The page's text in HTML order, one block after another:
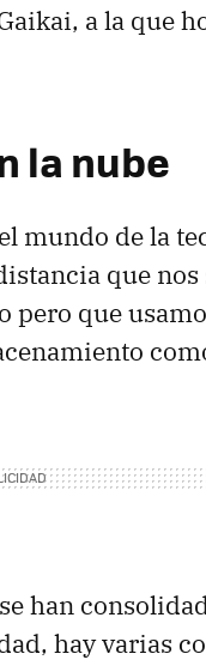
a la que
la nube
mundo de la
que
pero que
han
hay varias